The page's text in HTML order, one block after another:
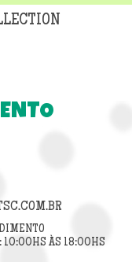
10:00HS ÀS 18:00HS